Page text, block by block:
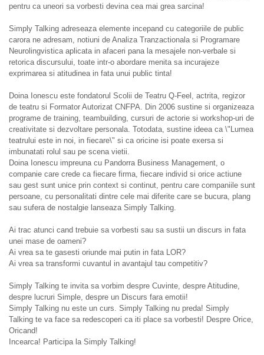
pentru ca uneori sa vorbesti devina cea mai grea sarcina!
Simply Talking adreseaza elemente incepand cu categoriile de public
carora ne adresam, notiuni de Analiza Tranzactionala si Programare
Neurolingvistica aplicata in afaceri pana la mesajele non-verbale si
retorica discursului, toate intr-o abordare menita sa incurajeze
exprimarea si atitudinea in fata unui public tinta!
Doina Ionescu este fondatorul Scolii de Teatru Q-Feel, actrita, regizor
de teatru si Formator Autorizat CNFPA. Din 2006 sustine si organizeaza
programe de training, teambuilding, cursuri de actorie si workshop-uri de
creativitate si dezvoltare personala. Totodata, sustine ideea ca \"Lumea
teatrului este in noi, in fiecare\" si ca oricine isi poate exersa si
imbunatati rolul sau pe scena vietii.
Doina Ionescu impreuna cu Pandorra Business Management, o
companie care crede ca fiecare firma, fiecare individ si orice actiune
sau gest sunt unice prin context si continut, pentru care companiile sunt
persoane, cu personalitati dintre cele mai diferite care se bucura, plang
sau sufera de nostalgie lanseaza Simply Talking.
Ai trac atunci cand trebuie sa vorbesti sau sa sustii un discurs in fata
unei mase de oameni?
Ai vrea sa te gasesti oriunde mai putin in fata LOR?
Ai vrea sa transformi cuvantul in avantajul tau competitiv?
Simply Talking te invita sa vorbim despre Cuvinte, despre Atitudine,
despre lucruri Simple, despre un Discurs fara emotii!
Simply Talking nu este un curs. Simply Talking nu preda! Simply
Talking te va face sa redescoperi ca iti place sa vorbesti! Despre Orice,
Oricand!
Incearca! Participa la Simply Talking!